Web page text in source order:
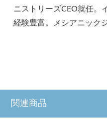
ニストリーズCEO就任。
経験豊富。メシアニック
関連商品